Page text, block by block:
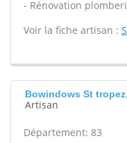
- Rénovation
Voir la fiche artisan :
Bowindows St
Artisan
Département: 83